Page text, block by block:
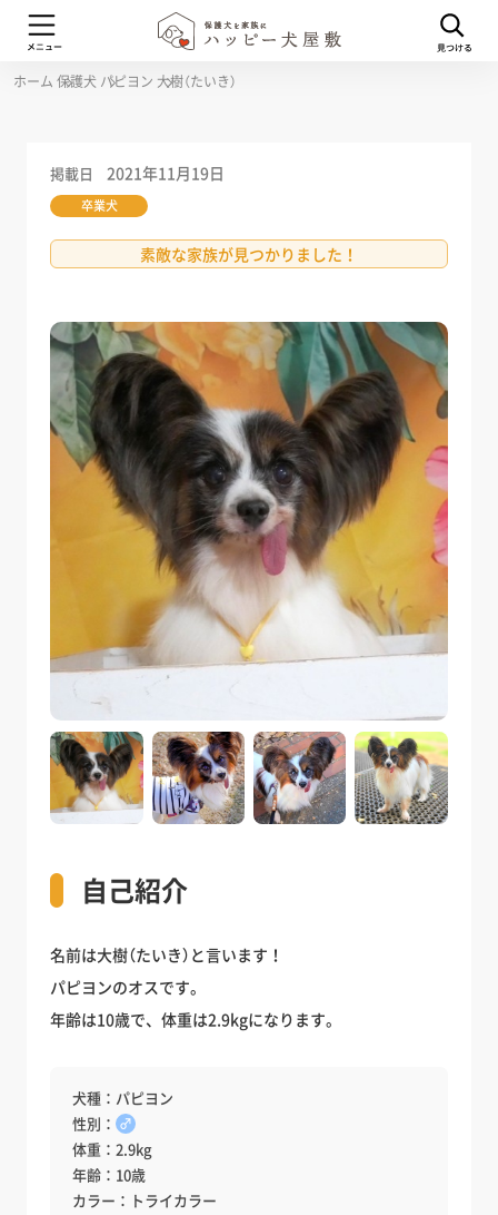
ホーム 保護犬 パピヨン 大樹（たいき）
掲載日 2021年11月19日
卒業犬
素敵な家族が見つかりました！
自己紹介
名前は大樹（たいき）と言います！
パピヨンのオスです。
年齢は10歳で、体重は2.9kgになります。
犬種：パピヨン
性別： ♂
体重：2.9kg
年齢：10歳
カラー：トライカラー